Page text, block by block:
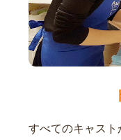
すべてのキャスト